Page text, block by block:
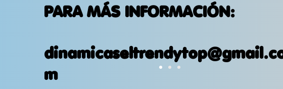
PARA MÁS INFORMACIÓN:
m